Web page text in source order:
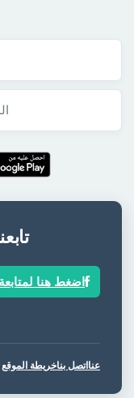
اضغط هنا
عنا اتصل بناخريطة الموقع